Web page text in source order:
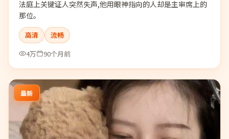
法庭上关键证人突然失声,他用眼神指向的人却是主审席上的
那位。
高清
流畅
4万
90个月前
最新